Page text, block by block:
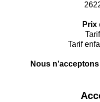
Prix
Tarif
Nous